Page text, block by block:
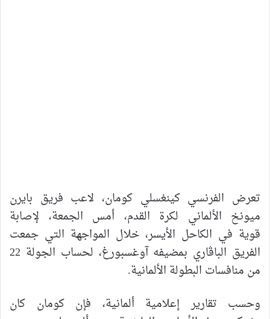
تعرض الفرنسي كينغسلي كومان، لاعب فريق بايرن
ميونخ الألماني لكرة القدم، أمس الجمعة، لإصابة
قوية في الكاحل الأيسر، خلال المواجهة التي جمعت
الفريق الباڤاري بمضيفه آوغسبورغ، لحساب الجولة 22
من منافسات البطولة الألمانية.
وحسب تقارير إعلامية ألمانية، فإن كومان كان